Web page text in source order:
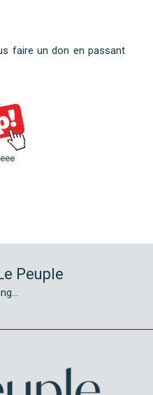
faire un don en passant
Peuple